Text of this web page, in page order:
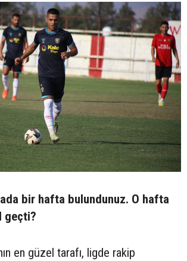
bir hafta bulundunuz. O hafta
geçti?
en güzel tarafı, ligde rakip